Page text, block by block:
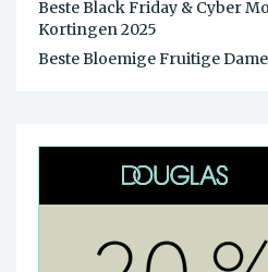
Beste Black Friday & Cyber
Kortingen 2025
Beste Bloemige Fruitige